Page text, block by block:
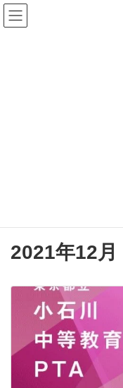
コ
ン
テ
ナ
ビ
ゲ
2021年12月